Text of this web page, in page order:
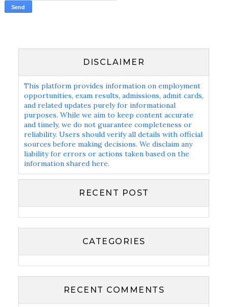
DISCLAIMER
This platform provides information on employment
opportunities, exam results, admissions, admit cards,
and related updates purely for informational
purposes. While we aim to keep content accurate
and timely, we do not guarantee completeness or
reliability. Users should verify all details with official
sources before making decisions. We disclaim any
liability for errors or actions taken based on the
information shared here.
RECENT POST
CATEGORIES
RECENT COMMENTS